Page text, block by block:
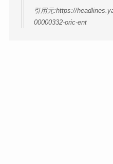
引用元:https://
00000332-oric-ent